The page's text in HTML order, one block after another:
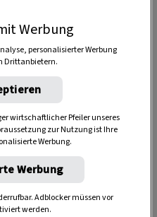
Werbung
personalisierter Werbung
Drittanbietern.
wirtschaftlicher Pfeiler unseres
zur Nutzung ist Ihre
Werbung.
Werbung
Adblocker müssen vor
werden.